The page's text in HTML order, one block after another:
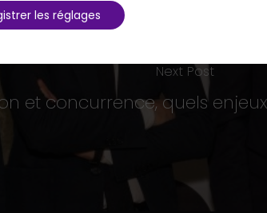
Next Post
et concurrence, quels
les réglages